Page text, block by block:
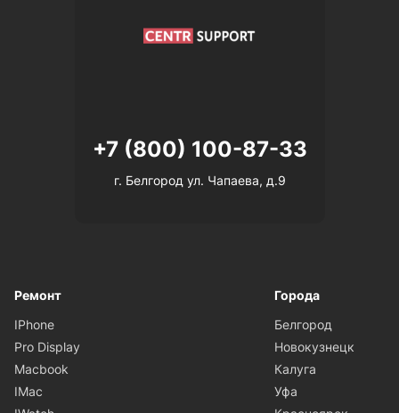
+7 (800) 100-87-33
г. Белгород ул. Чапаева, д.9
Ремонт
IPhone
Pro Display
Macbook
IMac
Города
Белгород
Новокузнецк
Калуга
Уфа